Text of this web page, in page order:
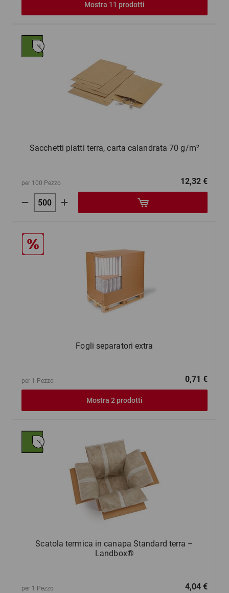
Mostra 11 prodotti
Sacchetti piatti terra, carta calandrata 70 g/m²
per 100 Pezzo 12,32 €
Fogli separatori extra
per 1 Pezzo 0,71 €
Mostra 2 prodotti
Scatola termica in canapa Standard terra –
Landbox®
per 1 Pezzo 4,04 €